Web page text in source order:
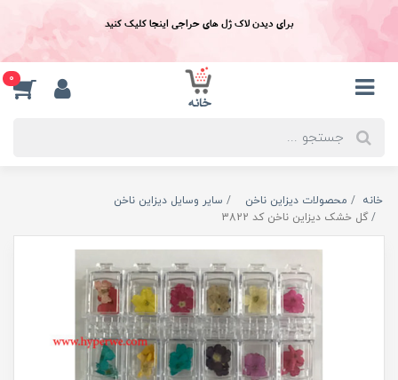
برای دیدن لاک ژل های حراجی اینجا کلیک کنید
0
خانه محصولات دیزاین ناخن
سایر وسایل دیزاین ناخن
گل خشک ديزاين ناخن کد 3822